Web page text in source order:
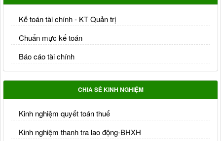
Kế toán tài chính - KT Quản trị
Chuẩn mực kế toán
Báo cáo tài chính
CHIA SẺ KINH NGHIỆM
Kinh nghiệm quyết toán thuế
Kinh nghiệm thanh tra lao động-BHXH